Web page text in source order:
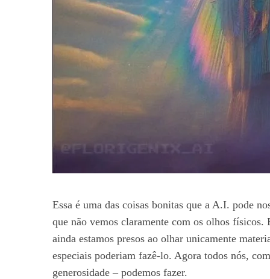
Essa é uma das coisas bonitas que a A.I. pode
que não vemos claramente com os olhos
ainda estamos presos ao olhar unicamente
especiais poderiam fazê-lo. Agora todos nós,
generosidade – podemos fazer.